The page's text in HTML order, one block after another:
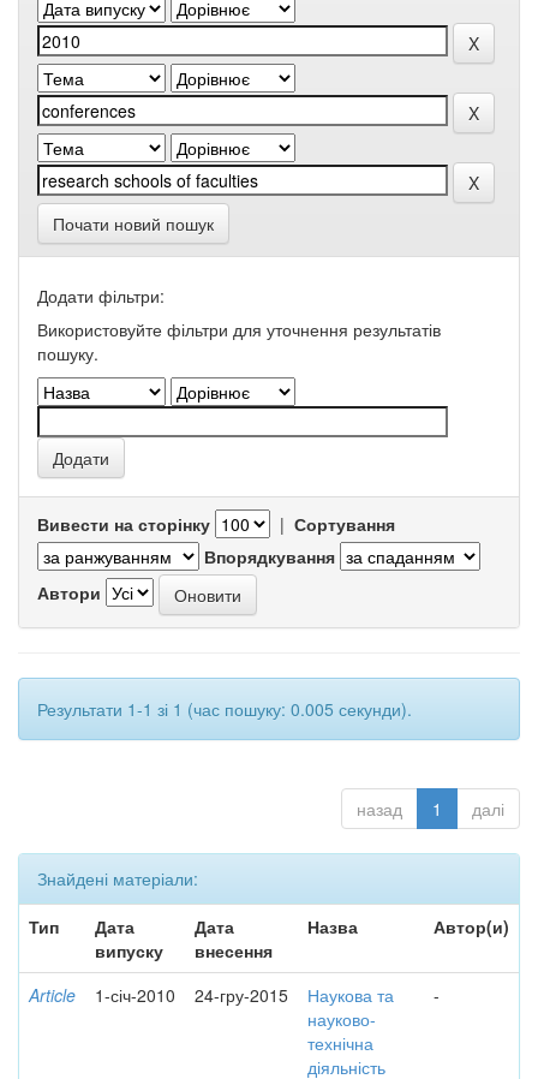
Почати новий пошук
Додати фільтри:
Використовуйте фільтри для уточнення результатів
пошуку.
Вивести на сторінку | Сортування
Впорядкування
Автори
Результати 1-1 зі 1 (час пошуку: 0.005 секунди).
назад 1 далі
Знайдені матеріали:
Тип
Дата
випуску
Дата
внесення
Назва Автор(и)
Article 1-січ-2010 24-гру-2015
Наукова та
науково-
технічна
діяльність
-